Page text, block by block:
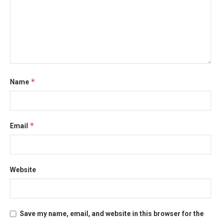
Name *
Email *
Website
Save my name, email, and website in this browser for the